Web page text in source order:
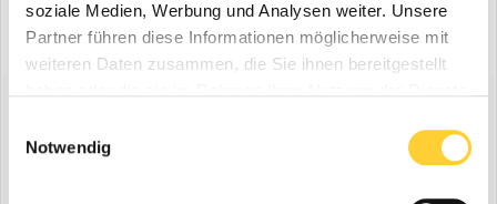
soziale Medien, Werbung und Analysen weiter. Unsere
Partner führen diese Informationen möglicherweise mit
weiteren Daten zusammen, die Sie ihnen bereitgestellt
Notwendig
VORHERIGE NÄCHSTE
Seite 2 von 2
Du kannst jetzt antworten und Dich später anmelden. Wenn du
bereits einen Account hast kannst du dich hier